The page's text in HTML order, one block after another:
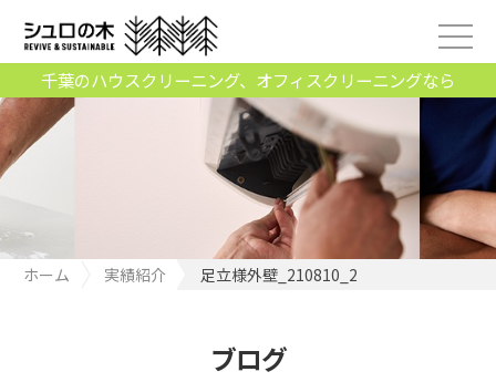
千葉のハウスクリーニング、オフィスクリーニングなら
ホーム 実績紹介 足立様外壁_210810_2
ブログ